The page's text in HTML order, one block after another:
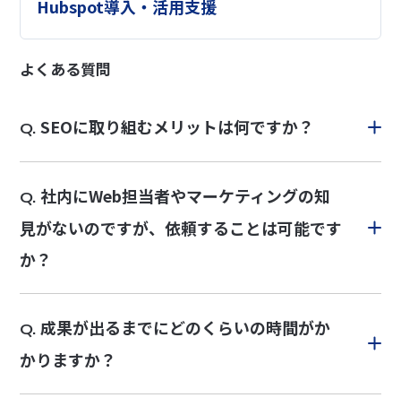
Hubspot導入・活用支援
よくある質問
Q. SEOに取り組むメリットは何ですか？
Q. 社内にWeb担当者やマーケティングの知
見がないのですが、依頼することは可能です
か？
Q. 成果が出るまでにどのくらいの時間がか
かりますか？